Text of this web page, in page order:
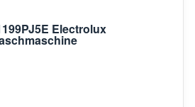
Electrolux